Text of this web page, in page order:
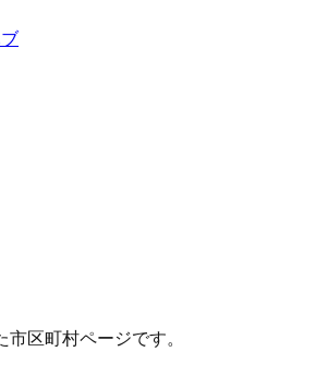
区町村ページです。